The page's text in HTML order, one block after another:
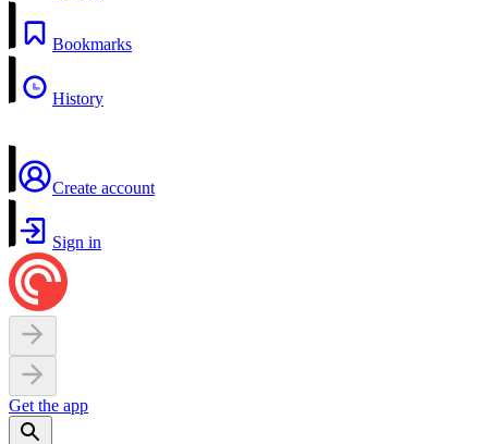
Bookmarks
History
Create account
Sign in
Get the app